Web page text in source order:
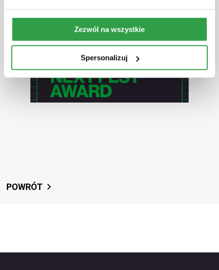
Zezwól na wszystkie
Spersonalizuj
POWRÓT